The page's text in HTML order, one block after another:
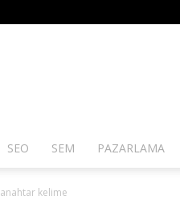
SEO SEM PAZARLAMA
kelime